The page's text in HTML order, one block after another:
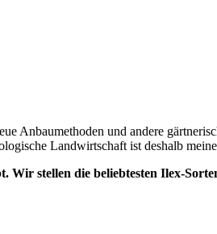
Anbaumethoden und andere
Landwirtschaft ist deshalb
Wir stellen die beliebtesten Ilex-